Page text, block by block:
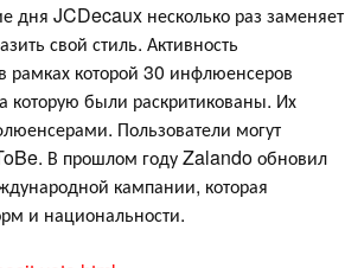
дня JCDecaux несколько раз заменяет
свой стиль. Активность
рамках которой 30 инфлюенсеров
были раскритикованы. Их
Пользователи могут
В прошлом году Zalando обновил
кампании, которая
и национальности.